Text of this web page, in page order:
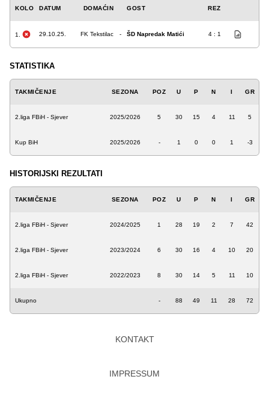
KOLO DATUM DOMAĆIN GOST REZ
1. 29.10.25. FK Tekstilac - ŠD Napredak Matići 4 : 1
STATISTIKA
TAKMIČENJE SEZONA POZ U P N I GR
2.liga FBiH - Sjever 2025/2026 5 30 15 4 11 5
Kup BiH 2025/2026 - 1 0 0 1 -3
HISTORIJSKI REZULTATI
TAKMIČENJE SEZONA POZ U P N I GR
2.liga FBiH - Sjever 2024/2025 1 28 19 2 7 42
2.liga FBiH - Sjever 2023/2024 6 30 16 4 10 20
2.liga FBiH - Sjever 2022/2023 8 30 14 5 11 10
Ukupno - 88 49 11 28 72
KONTAKT
IMPRESSUM